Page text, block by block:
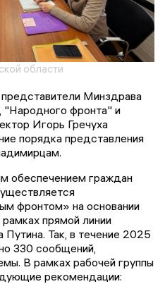
области
Минздрава
"Народного фронта" и
Игорь Гречуха
порядка представления
обеспечением граждан
фронтом» на основании
прямой линии
Так, в течение 2025
330 сообщений,
В рамках рабочей группы
рекомендации: